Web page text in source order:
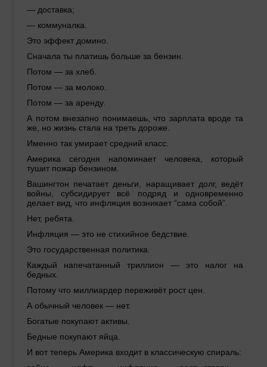
— доставка;
— коммуналка.
Это эффект домино.
Сначала ты платишь больше за бензин.
Потом — за хлеб.
Потом — за молоко.
Потом — за аренду.
А потом внезапно понимаешь, что зарплата вроде та
же, но жизнь стала на треть дороже.
Именно так умирает средний класс.
Америка сегодня напоминает человека, который
тушит пожар бензином.
Вашингтон печатает деньги, наращивает долг, ведёт
войны, субсидирует всё подряд и одновременно
делает вид, что инфляция возникает “сама собой”.
Нет, ребята.
Инфляция — это не стихийное бедствие.
Это государственная политика.
Каждый напечатанный триллион — это налог на
бедных.
Потому что миллиардер переживёт рост цен.
А обычный человек — нет.
Богатые покупают активы.
Бедные покупают яйца.
И вот теперь Америка входит в классическую спираль: